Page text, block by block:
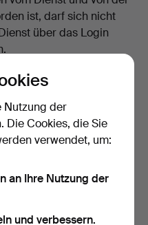
ist, darf sich nicht
über das Login
eigenem Ermessen
Bedrohungen,
Verhaltensweisen
sind
Nutzung der
Die Cookies, die Sie
verwendet, um:
an Ihre Nutzung der
und verbessern.